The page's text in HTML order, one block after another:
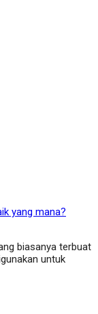
yang mana?
biasanya terbuat
untuk